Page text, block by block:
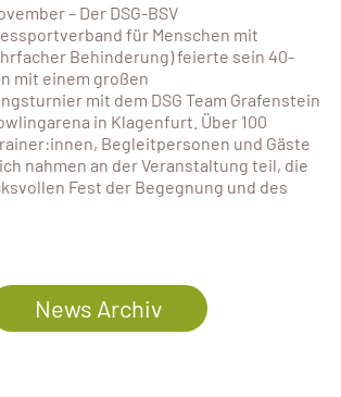
– Der DSG-BSV
für Menschen mit
Behinderung) feierte sein 40-
mit einem großen
mit dem DSG Team Grafenstein
in Klagenfurt. Über 100
Begleitpersonen und Gäste
nahmen an der Veranstaltung teil, die
Fest der Begegnung und des
News Archiv